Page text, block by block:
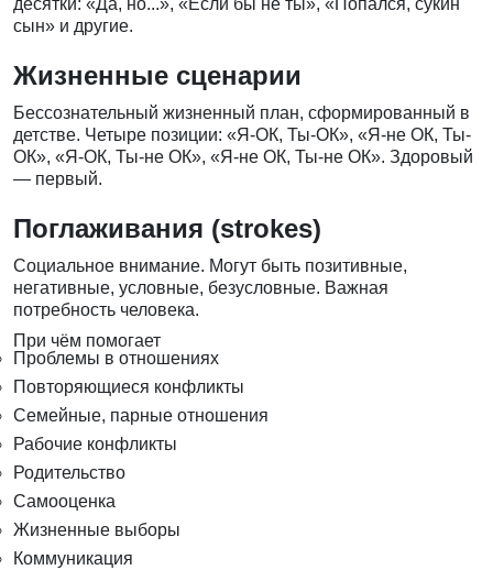
десятки: «Да, но...», «Если бы не ты», «Попался, сукин
сын» и другие.
Жизненные сценарии
Бессознательный жизненный план, сформированный в
детстве. Четыре позиции: «Я-ОК, Ты-ОК», «Я-не ОК, Ты-
ОК», «Я-ОК, Ты-не ОК», «Я-не ОК, Ты-не ОК». Здоровый
— первый.
Поглаживания (strokes)
Социальное внимание. Могут быть позитивные,
негативные, условные, безусловные. Важная
потребность человека.
При чём помогает
Проблемы в отношениях
Повторяющиеся конфликты
Семейные, парные отношения
Рабочие конфликты
Родительство
Самооценка
Жизненные выборы
Коммуникация